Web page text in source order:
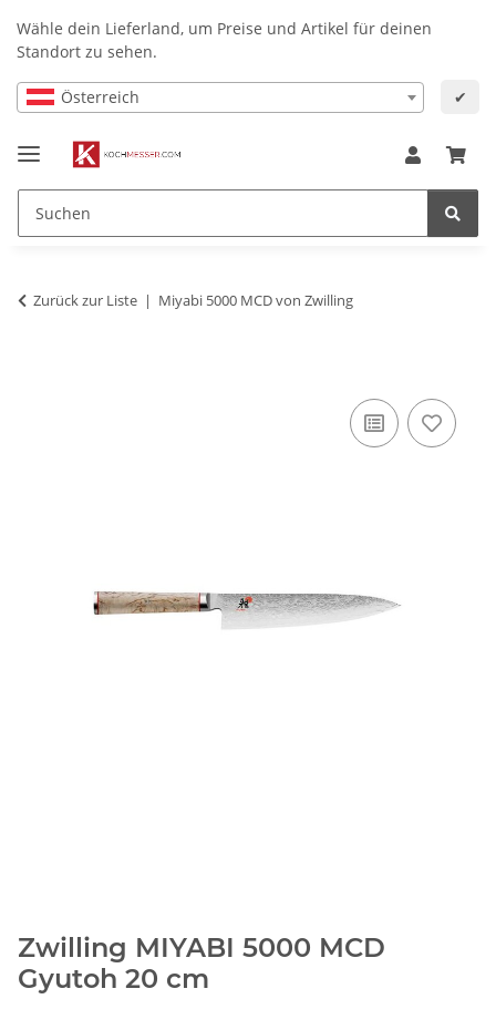
Wähle dein Lieferland, um Preise und Artikel für deinen
Standort zu sehen.
Österreich ✔
Zurück zur Liste Miyabi 5000 MCD von Zwilling
Zwilling MIYABI 5000 MCD
Gyutoh 20 cm